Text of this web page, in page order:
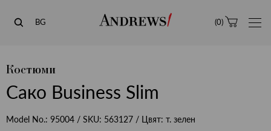
Andrews
BG (0)
Костюми
Сако Business Slim
Model No.: 95004 / SKU: 563127 / Цвят: т. зелен